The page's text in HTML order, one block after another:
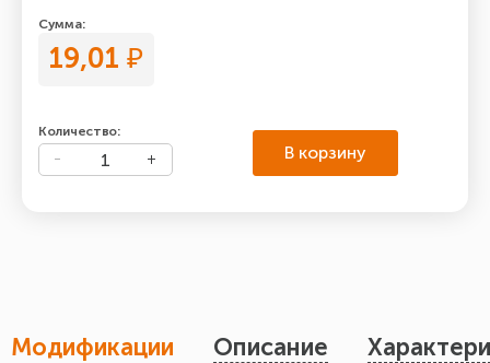
Сумма:
19,01 ₽
Количество:
В корзину
Модификации Описание